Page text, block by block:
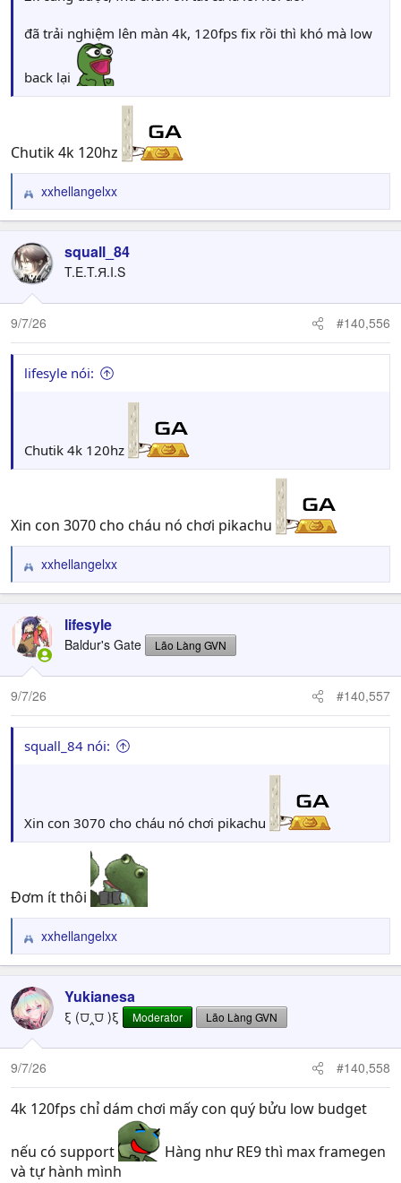
đã trải nghiệm lên màn 4k, 120fps fix rồi thì khó mà low
back lại
Chutik 4k 120hz
R
e
c
t
i
o
n
:
xxhellangelxx
squall_84
T.E.T.Я.I.S
9/7/26 #140,556
lifesyle nói:
Chutik 4k 120hz
Xin con 3070 cho cháu nó chơi pikachu
R
e
c
t
i
o
n
:
xxhellangelxx
lifesyle
Baldur's Gate Lão Làng GVN
9/7/26 #140,557
squall_84 nói:
Xin con 3070 cho cháu nó chơi pikachu
Đơm ít thôi
R
e
c
t
i
o
n
xxhellangelxx
Yukianesa
ξ (⩌‸⩌ )ξ Moderator Lão Làng GVN
9/7/26 #140,558
4k 120fps chỉ dám chơi mấy con quý bửu low budget
nếu có support
Hàng như RE9 thì max framegen
và tự hành mình